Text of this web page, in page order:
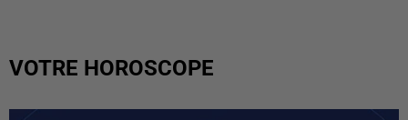
VOTRE HOROSCOPE